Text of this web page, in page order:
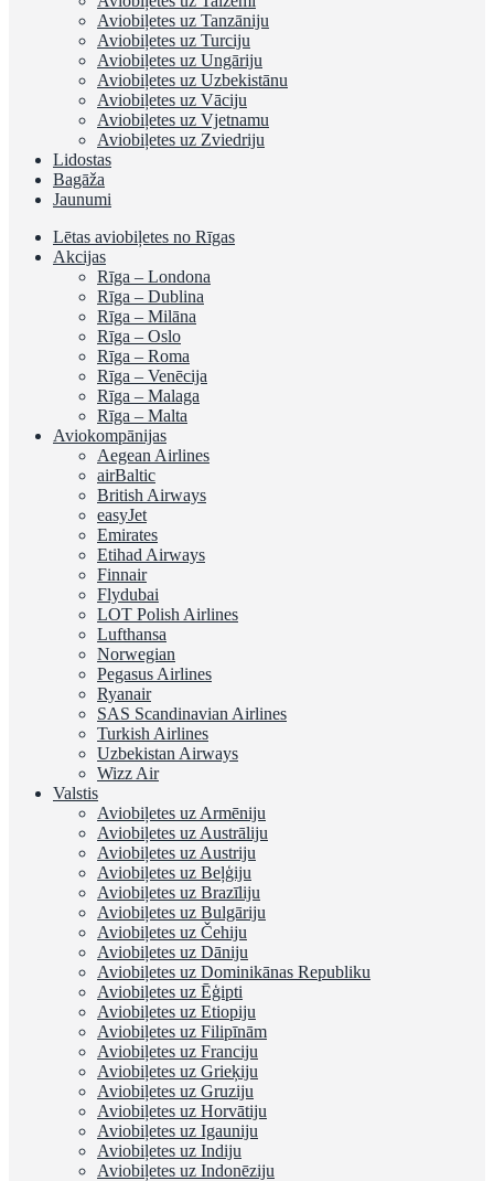
Aviobiļetes uz Tanzāniju
Aviobiļetes uz Turciju
Aviobiļetes uz Ungāriju
Aviobiļetes uz Uzbekistānu
Aviobiļetes uz Vāciju
Aviobiļetes uz Vjetnamu
Aviobiļetes uz Zviedriju
Lidostas
Bagāža
Jaunumi
Lētas aviobiļetes no Rīgas
Akcijas
Rīga – Londona
Rīga – Dublina
Rīga – Milāna
Rīga – Oslo
Rīga – Roma
Rīga – Venēcija
Rīga – Malaga
Rīga – Malta
Aviokompānijas
Aegean Airlines
airBaltic
British Airways
easyJet
Emirates
Etihad Airways
Finnair
Flydubai
LOT Polish Airlines
Lufthansa
Norwegian
Pegasus Airlines
Ryanair
SAS Scandinavian Airlines
Turkish Airlines
Uzbekistan Airways
Wizz Air
Valstis
Aviobiļetes uz Armēniju
Aviobiļetes uz Austrāliju
Aviobiļetes uz Austriju
Aviobiļetes uz Beļģiju
Aviobiļetes uz Brazīliju
Aviobiļetes uz Bulgāriju
Aviobiļetes uz Čehiju
Aviobiļetes uz Dāniju
Aviobiļetes uz Dominikānas Republiku
Aviobiļetes uz Ēģipti
Aviobiļetes uz Etiopiju
Aviobiļetes uz Filipīnām
Aviobiļetes uz Franciju
Aviobiļetes uz Grieķiju
Aviobiļetes uz Gruziju
Aviobiļetes uz Horvātiju
Aviobiļetes uz Igauniju
Aviobiļetes uz Indiju
Aviobiļetes uz Indonēziju